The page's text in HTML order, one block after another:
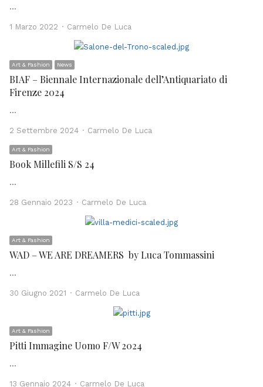
…
1 Marzo 2022 Author
Carmelo De Luca
Art & Fashion News
BIAF – Biennale Internazionale dell’Antiquariato di
Firenze 2024
…
2 Settembre 2024 Author
Carmelo De Luca
Art & Fashion
Book Millefili S/S 24
…
28 Gennaio 2023 Author
Carmelo De Luca
Art & Fashion
WAD – WE ARE DREAMERS by Luca Tommassini
…
30 Giugno 2021 Author
Carmelo De Luca
Art & Fashion
Pitti Immagine Uomo F/W 2024
…
13 Gennaio 2024 Author
Carmelo De Luca